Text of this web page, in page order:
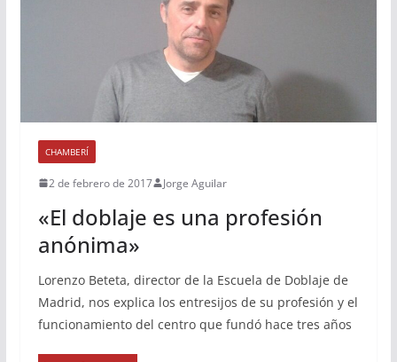
CHAMBERÍ
2 de febrero de 2017 Jorge Aguilar
«El doblaje es una profesión
anónima»
Lorenzo Beteta, director de la Escuela de Doblaje de
Madrid, nos explica los entresijos de su profesión y el
funcionamiento del centro que fundó hace tres años